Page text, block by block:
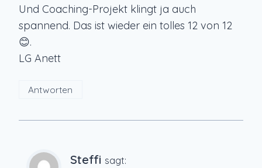
Und Coaching-Projekt klingt ja auch
spannend. Das ist wieder ein tolles 12 von 12
😊.
LG Anett
Antworten
Steffi sagt: